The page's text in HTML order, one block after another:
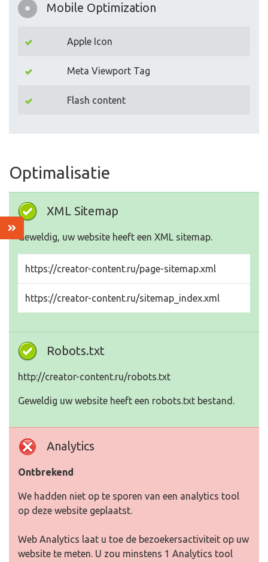
Mobile Optimization
Apple Icon
Meta Viewport Tag
Flash content
Optimalisatie
XML Sitemap
Geweldig, uw website heeft een XML sitemap.
https://creator-content.ru/page-sitemap.xml
https://creator-content.ru/sitemap_index.xml
Robots.txt
http://creator-content.ru/robots.txt
Geweldig uw website heeft een robots.txt bestand.
Analytics
Ontbrekend
We hadden niet op te sporen van een analytics tool
op deze website geplaatst.
Web Analytics laat u toe de bezoekersactiviteit op uw
website te meten. U zou minstens 1 Analytics tool